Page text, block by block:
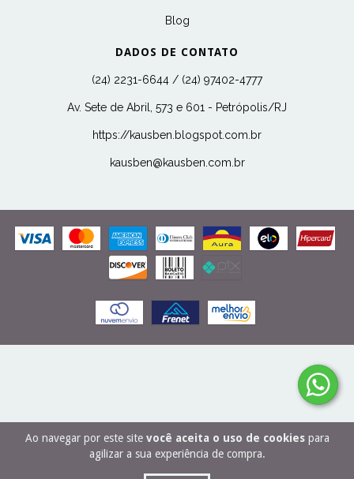
Ao navegar por este site você aceita o uso de cookiespara
agilizar a sua experiência de compra.
Blog
DADOS DE CONTATO
(24) 2231-6644 / (24) 97402-4777
Av. Sete de Abril, 573 e 601 - Petrópolis/RJ
https://kausben.blogspot.com.br
kausben@kausben.com.br
COPYRIGHT KAUSBEN - 27506989000166 - 2026. TODOS OS DIREITOS